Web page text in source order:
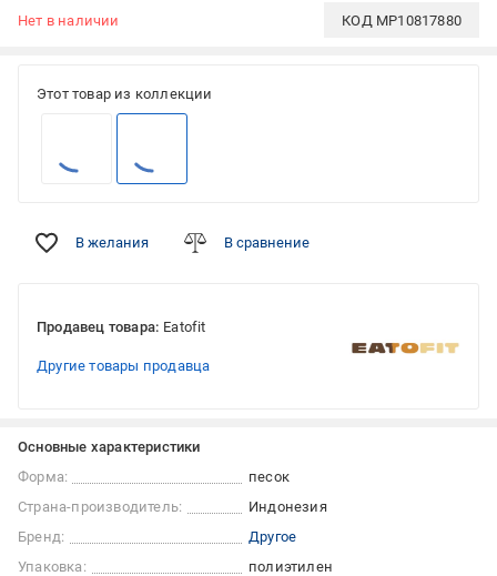
Нет в наличии КОД MP10817880
Этот товар из коллекции
В желания В сравнение
Продавец товара: Eatofit
Другие товары продавца
Основные характеристики
Форма:
песок
Страна-производитель:
Индонезия
Бренд:
Другое
Упаковка:
полиэтилен